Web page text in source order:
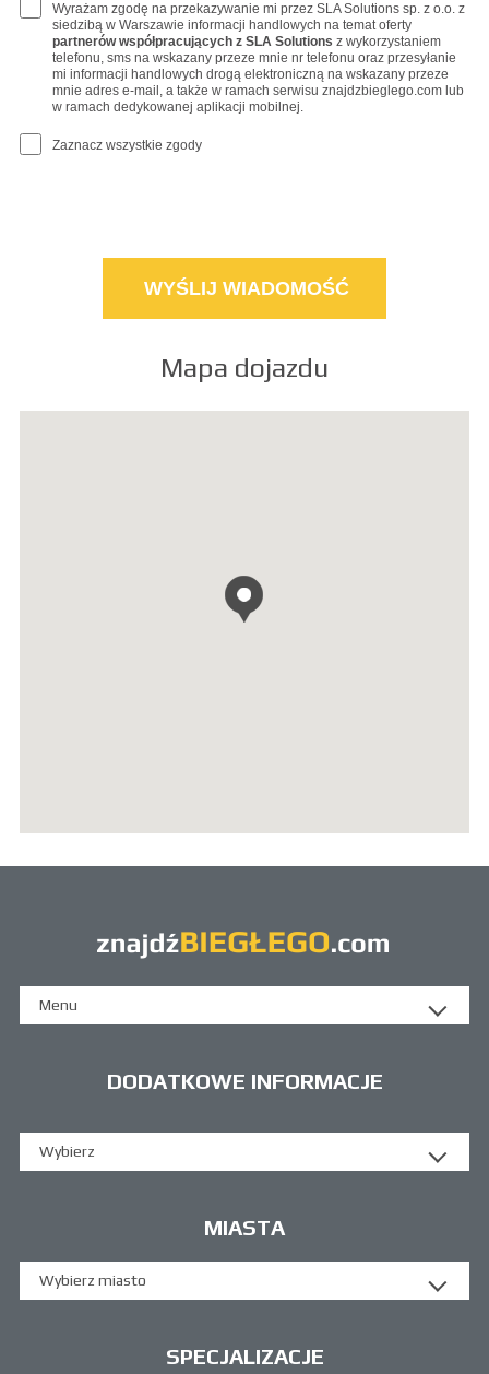
Wyrażam zgodę na przekazywanie mi przez SLA Solutions sp. z o.o. z
siedzibą w Warszawie informacji handlowych na temat oferty
partnerów współpracujących z SLA Solutions z wykorzystaniem
telefonu, sms na wskazany przeze mnie nr telefonu oraz przesyłanie
mi informacji handlowych drogą elektroniczną na wskazany przeze
mnie adres e-mail, a także w ramach serwisu znajdzbieglego.com lub
w ramach dedykowanej aplikacji mobilnej.
Zaznacz wszystkie zgody
Mapa dojazdu
Menu
DODATKOWE INFORMACJE
Wybierz
MIASTA
Wybierz miasto
SPECJALIZACJE